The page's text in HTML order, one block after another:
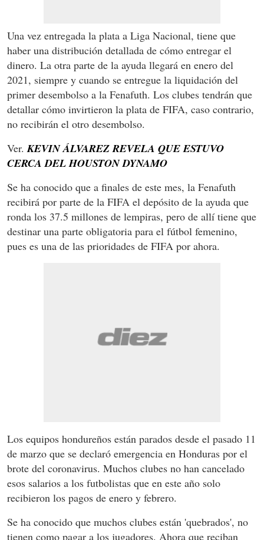
Una vez entregada la plata a Liga Nacional, tiene que
haber una distribución detallada de cómo entregar el
dinero. La otra parte de la ayuda llegará en enero del
2021, siempre y cuando se entregue la liquidación del
primer desembolso a la Fenafuth. Los clubes tendrán que
detallar cómo invirtieron la plata de FIFA, caso contrario,
no recibirán el otro desembolso.
Ver. KEVIN ÁLVAREZ REVELA QUE ESTUVO
CERCA DEL HOUSTON DYNAMO
Se ha conocido que a finales de este mes, la Fenafuth
recibirá por parte de la FIFA el depósito de la ayuda que
ronda los 37.5 millones de lempiras, pero de allí tiene que
destinar una parte obligatoria para el fútbol femenino,
pues es una de las prioridades de FIFA por ahora.
Los equipos hondureños están parados desde el pasado 11
de marzo que se declaró emergencia en Honduras por el
brote del coronavirus. Muchos clubes no han cancelado
esos salarios a los futbolistas que en este año solo
recibieron los pagos de enero y febrero.
Se ha conocido que muchos clubes están 'quebrados', no
tienen como pagar a los jugadores. Ahora que reciban